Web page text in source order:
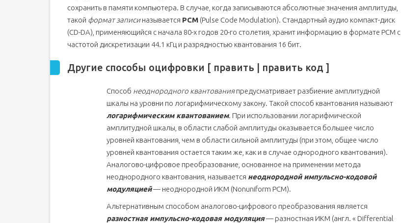
сохранить в памяти компьютера. В случае, когда записываются абсолютные значения амплитуды,
такой формат записиназывается PCM (Pulse Code Modulation). Стандартный аудио компакт-диск
(CD-DA), применяющийся с начала 80-х годов 20-го столетия, хранит информацию в формате PCM с
частотой дискретизации 44.1 кГц и разрядностью квантования 16 бит.
Другие способы оцифровки [ править | править код ]
Способ неоднородного квантованияпредусматривает разбиение амплитудной
шкалы на уровни по логарифмическому закону. Такой способ квантования называют
логарифмическим квантованием. При использовании логарифмической
амплитудной шкалы, в области слабой амплитуды оказывается большее число
уровней квантования, чем в области сильной амплитуды (при этом, общее число
уровней квантования остается таким же, как и в случае однородного квантования).
Аналогово-цифровое преобразование, основанное на применении метода
неоднородного квантования, называется неоднородной импульсно-кодовой
модуляцией— неоднородной ИКМ (Nonuniform PCM).
Альтернативным способом аналогово-цифрового преобразования является
разностная импульсно-кодовая модуляция— разностная ИКМ (англ. « Differential